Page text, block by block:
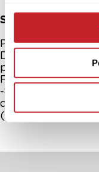
SUS DERECHOS
Puede revocar
Derechos a
portar y
Federación
-8º Plta. 08006
de acudir a la
(AEPD).